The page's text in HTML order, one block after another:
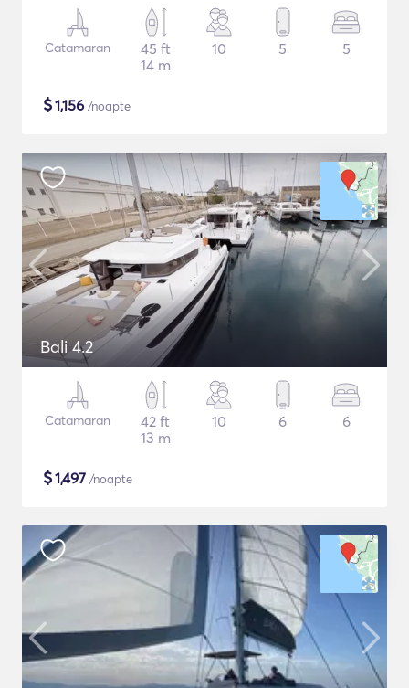
Catamaran
45 ft
14 m
10 5 5
$1,156 /noapte
Bali 4.2
Catamaran
42 ft
13 m
10 6 6
$1,497 /noapte